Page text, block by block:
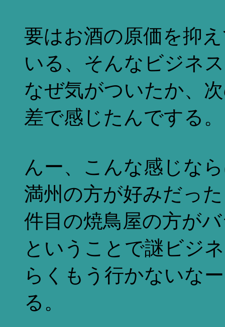
要はお酒の原価を抑
いる、そんなビジネ
なぜ気がついたか、
差で感じたんでする。
んー、こんな感じな
満州の方が好みだっ
件目の焼鳥屋の方が
ということで謎ビジ
らくもう行かないな
る。